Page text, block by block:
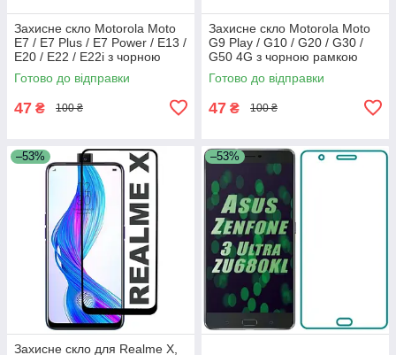
Захисне скло Motorola Moto
E7 / E7 Plus / E7 Power / E13 /
E20 / E22 / E22i з чорною
рамкою
Готово до відправки
47 ₴ 100 ₴
Захисне скло Motorola Moto
G9 Play / G10 / G20 / G30 /
G50 4G з чорною рамкою
Готово до відправки
47 ₴ 100 ₴
–53%
Захисне скло для Realme X,
–53%